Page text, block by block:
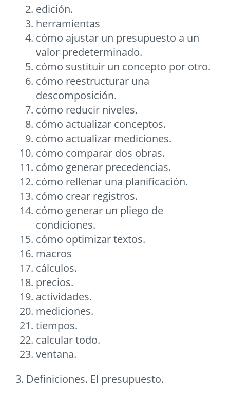
edición.
herramientas
cómo ajustar un presupuesto a un
valor predeterminado.
cómo sustituir un concepto por otro.
cómo reestructurar una
descomposición.
cómo reducir niveles.
cómo actualizar conceptos.
cómo actualizar mediciones.
cómo comparar dos obras.
cómo generar precedencias.
cómo rellenar una planificación.
cómo crear registros.
cómo generar un pliego de
condiciones.
cómo optimizar textos.
macros
cálculos.
precios.
actividades.
mediciones.
tiempos.
calcular todo.
ventana.
3. Definiciones. El presupuesto.